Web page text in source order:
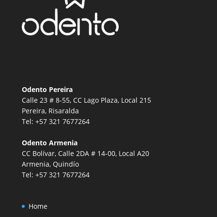
Odento Pereira
Calle 23 # 8-55, CC Lago Plaza, Local 215
Pereira, Risaralda
Tel: +57 321 7677264
Odento Armenia
CC Bolívar, Calle 2DA # 14-00, Local A20
Armenia, Quindío
Tel: +57 321 7677264
Home